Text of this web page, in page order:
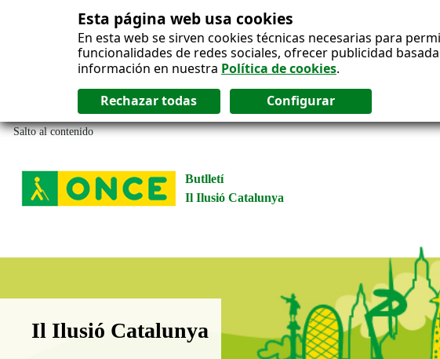
Esta página web usa cookies
En esta web se sirven cookies técnicas necesarias para
funcionalidades de redes sociales, ofrecer publicidad
información en nuestra Política de cookies.
Salto al contenido
Butlletí
Il Ilusió Catalunya
Boletín Il·lusió Catalunya
Il Ilusió Catalunya